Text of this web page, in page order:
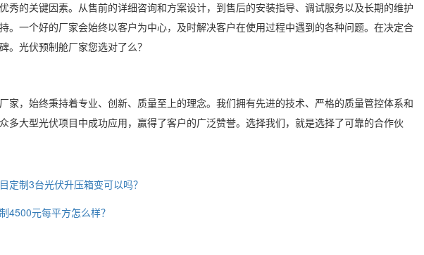
秀的关键因素。从售前的详细咨询和方案设计，到售后的安装指导、调试服务以及长期的维护
。一个好的厂家会始终以客户为中心，及时解决客户在使用过程中遇到的各种问题。在决定合
。光伏预制舱厂家您选对了么？
家，始终秉持着专业、创新、质量至上的理念。我们拥有先进的技术、严格的质量管控体系和
多大型光伏项目中成功应用，赢得了客户的广泛赞誉。选择我们，就是选择了可靠的合作伙
定制3台光伏升压箱变可以吗？
4500元每平方怎么样？